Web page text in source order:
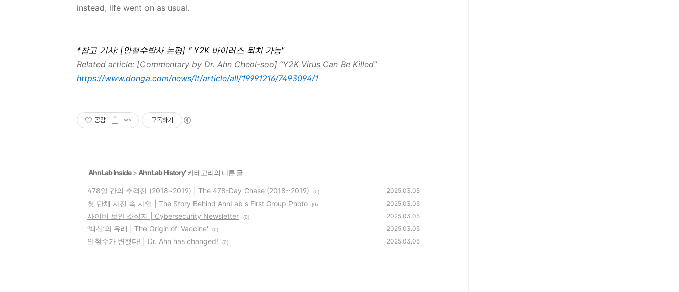
instead, life went on as usual.
*참고 기사: [안철수박사 논평]＂Y2K 바이러스 퇴치 가능"
Related article: [Commentary by Dr. Ahn Cheol-soo] “Y2K Virus Can Be Killed”
https://www.donga.com/news/It/article/all/19991216/7493094/1
공감 구독하기
'AhnLab Inside> AhnLab History' 카테고리의 다른 글
478일 간의 추격전 (2018~2019) | The 478-Day Chase (2018~2019) (0) 2025.03.05
첫 단체 사진 속 사연 | The Story Behind AhnLab's First Group Photo (0) 2025.03.05
사이버 보안 소식지 | Cybersecurity Newsletter (0) 2025.03.05
‘백신’의 유래 | The Origin of 'Vaccine' (0) 2025.03.05
안철수가 변했다! | Dr. Ahn has changed! (0) 2025.03.05